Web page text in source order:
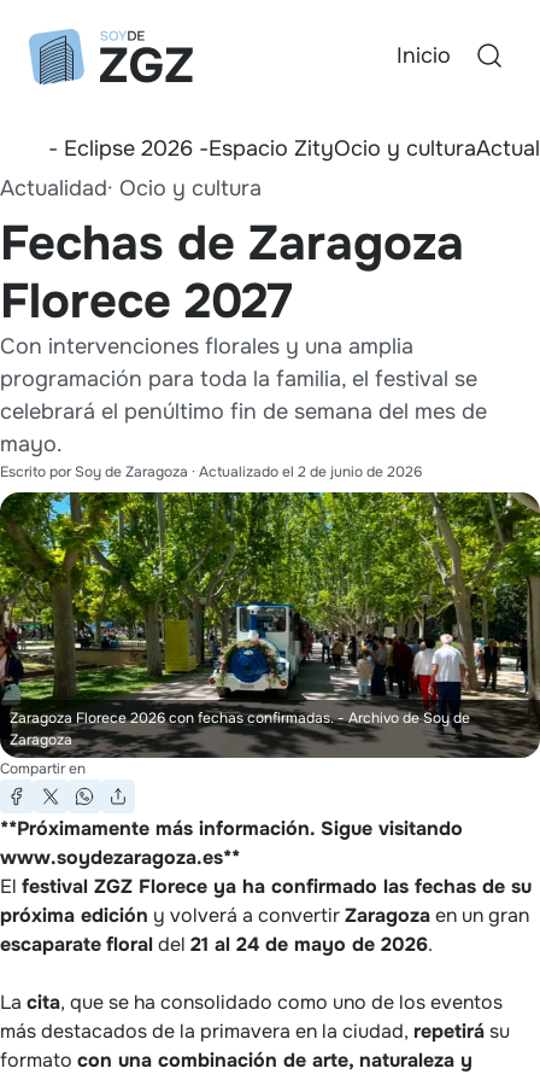
Inicio
- Eclipse 2026 -Espacio ZityOcio y cultura
Actualidad Ocio y cultura
Fechas de Zaragoza
Florece 2027
Con intervenciones florales y una amplia
programación para toda la familia, el festival se
celebrará el penúltimo fin de semana del mes de
mayo.
Escrito porSoy de Zaragoza · Actualizado el 2 de junio de 2026
Zaragoza Florece 2026 con fechas confirmadas.- Archivo de Soy de
Zaragoza
Compartir en
**Próximamente más información. Sigue visitando
www.soydezaragoza.es**
El festival ZGZ Florece ya ha confirmado las fechas de su
próxima edición y volverá a convertirZaragozaen un gran
escaparatefloraldel 21 al 24 de mayo de 2026.
La cita, que se ha consolidado como uno de los eventos
más destacados de la primavera en la ciudad, repetirá su
formato con una combinación de arte, naturaleza y